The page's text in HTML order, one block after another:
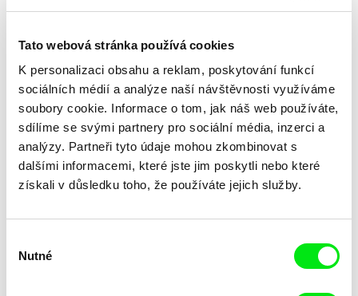
Tato webová stránka používá cookies
K personalizaci obsahu a reklam, poskytování funkcí
sociálních médií a analýze naší návštěvnosti využíváme
soubory cookie. Informace o tom, jak náš web používáte,
sdílíme se svými partnery pro sociální média, inzerci a
analýzy. Partneři tyto údaje mohou zkombinovat s
dalšími informacemi, které jste jim poskytli nebo které
získali v důsledku toho, že používáte jejich služby.
souhlasu
Nutné
Tomáš Polenský
Cesta do gulagu
Kaltrina Krasniqi
Sarabande
Véronique Aubouy